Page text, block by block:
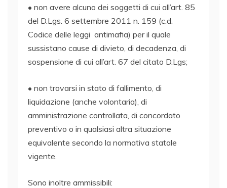
• non avere alcuno dei soggetti di cui all’art. 85
del D.Lgs. 6 settembre 2011 n. 159 (c.d.
Codice delle leggi antimafia) per il quale
sussistano cause di divieto, di decadenza, di
sospensione di cui all’art. 67 del citato D.Lgs;
• non trovarsi in stato di fallimento, di
liquidazione (anche volontaria), di
amministrazione controllata, di concordato
preventivo o in qualsiasi altra situazione
equivalente secondo la normativa statale
vigente.
Sono inoltre ammissibili: